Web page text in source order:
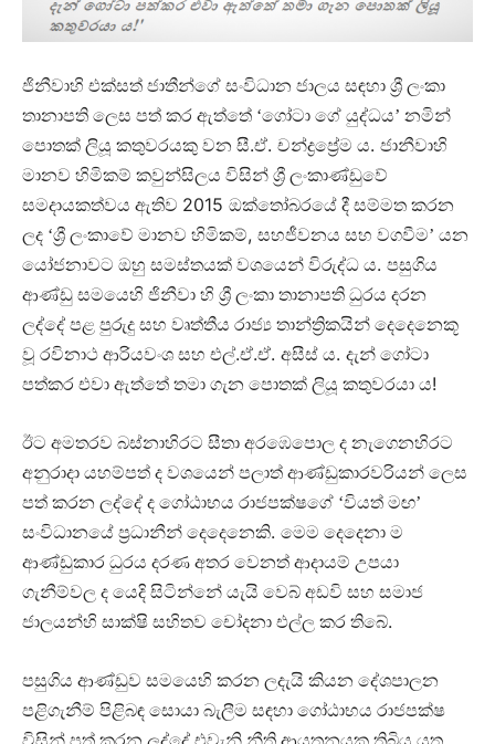
ජිනීවාහි එක්සත් ජාතීන්ගේ සංවිධාන ජාලය සඳහා ශ්‍රී ලංකා
තානාපති ලෙස පත් කර ඇත්තේ ‘ගෝටා ගේ යුද්ධය’ නමින්
පොතක් ලියූ කතුවරයකු වන සී.ඒ. චන්ද්‍රප්‍රේම ය. ජානීවාහි
මානව හිමිකම් කවුන්සිලය විසින් ශ්‍රී ලංකාණ්ඩුවේ
සමදායකත්වය ඇතිව 2015 ඔක්තෝබරයේ දී සම්මත කරන
ලද ‘ශ්‍රී ලංකාවේ මානව හිමිකම්, සහජීවනය සහ වගවීම’ යන
යෝජනාවට ඔහු සමස්තයක් වශයෙන් විරුද්ධ ය. පසුගිය
ආණ්ඩු සමයෙහි ජිනීවා හි ශ්‍රී ලංකා තානාපති ධුරය දරන
ලද්දේ පළ පුරුදු සහ වෘත්තීය රාජ්‍ය තාන්ත්‍රිකයින් දෙදෙනෙකූ
වූ රවිනාථ ආරියවංශ සහ එල්.ඒ.ඒ. අසීස් ය. දැන් ගෝටා
පත්කර එවා ඇත්තේ තමා ගැන පොතක් ලියූ කතුවරයා ය!
ඊට අමතරව බස්නාහිරට සීතා අරඹෙපොල ද නැගෙනහිරට
අනුරාදා යහම්පත් ද වශයෙන් පලාත් ආණ්ඩුකාරවරියන් ලෙස
පත් කරන ලද්දේ ද ගෝඨාභය රාජපක්ෂගේ ‘වියත් මඟ’
සංවිධානයේ ප්‍රධානීන් දෙදෙනෙකි. මෙම දෙදෙනා ම
ආණ්ඩුකාර ධුරය දරණ අතර වෙනත් ආදායම් උපයා
ගැනීම්වල ද යෙදි සිටින්නේ යැයි වෙබ් අඩවි සහ සමාජ
ජාලයන්හි සාක්ෂි සහිතව චෝදනා එල්ල කර තිබේ.
පසුගිය ආණ්ඩුව සමයෙහි කරන ලදැයි කියන දේශපාලන
පළිගැනීම් පිළිබඳ සොයා බැලීම සඳහා ගෝඨාභය රාජපක්ෂ